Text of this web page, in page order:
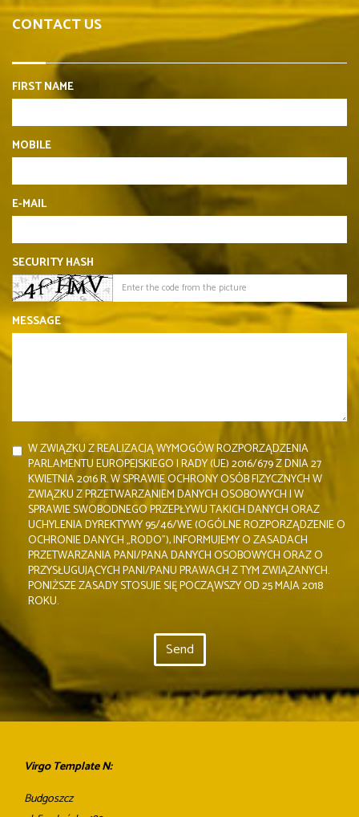
CONTACT US
FIRST NAME
MOBILE
E-MAIL
SECURITY HASH
MESSAGE
W ZWIĄZKU Z REALIZACJĄ WYMOGÓW ROZPORZĄDZENIA
PARLAMENTU EUROPEJSKIEGO I RADY (UE) 2016/679 Z DNIA 27
KWIETNIA 2016 R. W SPRAWIE OCHRONY OSÓB FIZYCZNYCH W
ZWIĄZKU Z PRZETWARZANIEM DANYCH OSOBOWYCH I W
SPRAWIE SWOBODNEGO PRZEPŁYWU TAKICH DANYCH ORAZ
UCHYLENIA DYREKTYWY 95/46/WE (OGÓLNE ROZPORZĄDZENIE O
OCHRONIE DANYCH „RODO”), INFORMUJEMY O ZASADACH
PRZETWARZANIA PANI/PANA DANYCH OSOBOWYCH ORAZ O
PRZYSŁUGUJĄCYCH PANI/PANU PRAWACH Z TYM ZWIĄZANYCH.
PONIŻSZE ZASADY STOSUJE SIĘ POCZĄWSZY OD 25 MAJA 2018
ROKU.
Virgo Template N:
Budgoszcz